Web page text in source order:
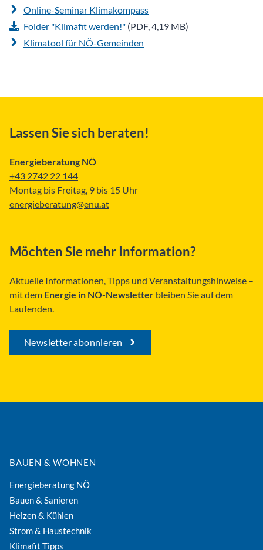
Online-Seminar Klimakompass
Folder "Klimafit werden!" (PDF, 4,19 MB)
Klimatool für NÖ-Gemeinden
Lassen Sie sich beraten!
Energieberatung NÖ
+43 2742 22 144
Montag bis Freitag, 9 bis 15 Uhr
energieberatung@enu.at
Möchten Sie mehr Information?
Aktuelle Informationen, Tipps und Veranstaltungshinweise –
mit dem Energie in NÖ-Newsletter bleiben Sie auf dem
Laufenden.
Newsletter abonnieren
BAUEN & WOHNEN
Energieberatung NÖ
Bauen & Sanieren
Heizen & Kühlen
Strom & Haustechnik
Klimafit Tipps